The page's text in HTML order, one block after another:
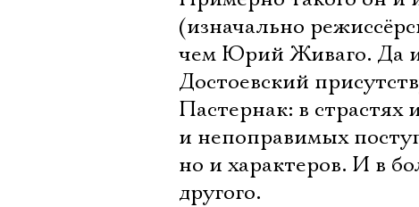
(изначально
чем Юрий Живаго. Да и
Достоевский
Пастернак: в страстях
и непоправимых
но и характеров. И в
другого.